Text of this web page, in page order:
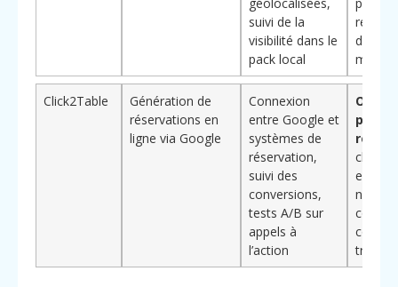
suivi de la
visibilité dans le
pack local
minute
Click2Table
Génération de
réservations en
ligne via Google
Connexion
entre Google et
systèmes de
réservation,
suivi des
conversions,
tests A/B sur
appels à
l’action
est
traiteur